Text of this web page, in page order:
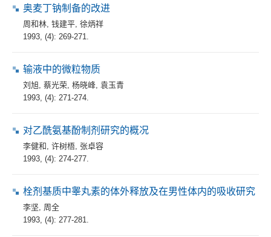
奥麦丁钠制备的改进
周和林 钱建平 徐炳祥
1993, (4): 269-271.
输液中的微粒物质
刘旭 蔡光荣 杨晓峰 袁玉青
1993, (4): 271-274.
对乙酰氨基酚制剂研究的概况
李健和 许树梧 张卓容
1993, (4): 274-277.
栓剂基质中睾丸素的体外释放及在男性体内的吸收研究
李坚
周全
1993, (4): 277-281.